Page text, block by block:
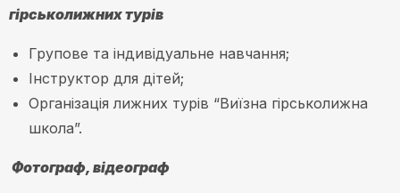
гірськолижних турів
Групове та індивідуальне навчання;
Інструктор для дітей;
Організація лижних турів “Виїзна гірськолижна
школа”.
Фотограф, відеограф